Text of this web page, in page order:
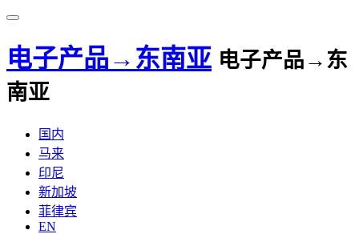
电子产品→东南亚 电子产品→东
南亚
国内
马来
印尼
新加坡
菲律宾
EN